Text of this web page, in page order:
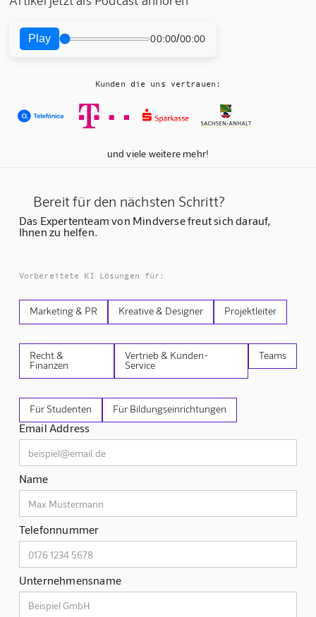
Play 00:00/00:00
Kunden die uns vertrauen:
und viele weitere mehr!
Bereit für den nächsten Schritt?
Das Expertenteam von Mindverse freut sich darauf,
Ihnen zu helfen.
Vorbereitete KI Lösungen für:
Marketing & PR Kreative & Designer Projektleiter
Recht &
Finanzen
Vertrieb & Kunden-
Service
Teams
Für Studenten Für Bildungseinrichtungen
Email Address
Name
Telefonnummer
Unternehmensname